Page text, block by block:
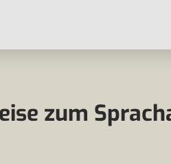
zum